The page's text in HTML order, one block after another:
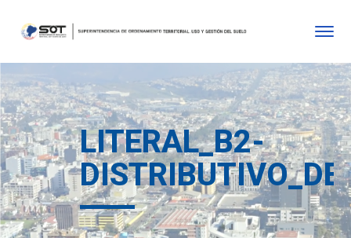
LITERAL_B2-